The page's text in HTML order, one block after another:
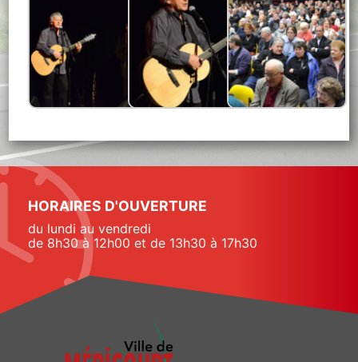
HORAIRES D'OUVERTURE
du lundi au vendredi
de 8h30 à 12h00 et de 13h30 à 17h30